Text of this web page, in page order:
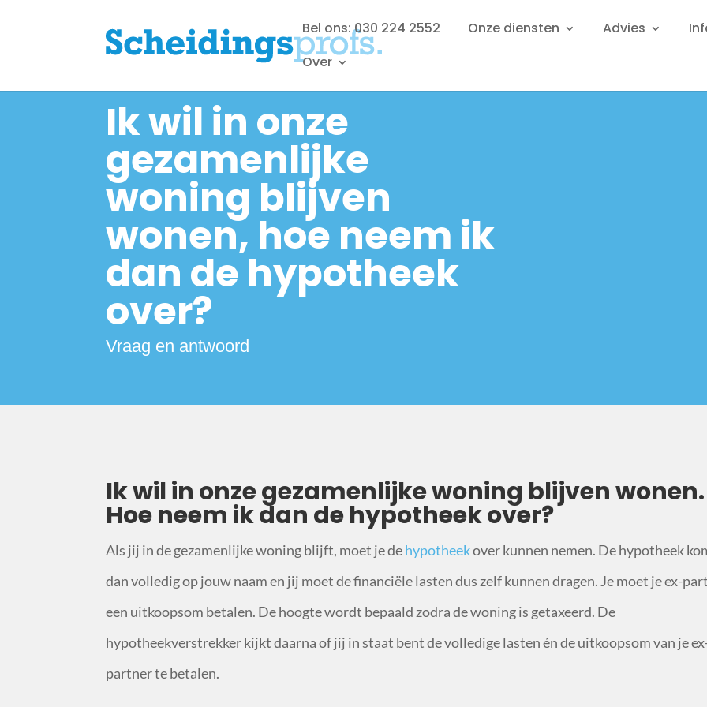
Bel ons: 030 224 2552 Onze diensten Advies
Over
Ik wil in onze
gezamenlijke
woning blijven
wonen, hoe neem ik
dan de hypotheek
over?
Vraag en antwoord
Ik wil in onze gezamenlijke woning blijven wonen.
Hoe neem ik dan de hypotheek over?
Als jij in de gezamenlijke woning blijft, moet je dehypotheekover kunnen nemen. De hypotheek
dan volledig op jouw naam en jij moet de financiële lasten dus zelf kunnen dragen. Je moet je ex-
een uitkoopsom betalen. De hoogte wordt bepaald zodra de woning is getaxeerd. De
hypotheekverstrekker kijkt daarna of jij in staat bent de volledige lasten én de uitkoopsom van je
partner te betalen.